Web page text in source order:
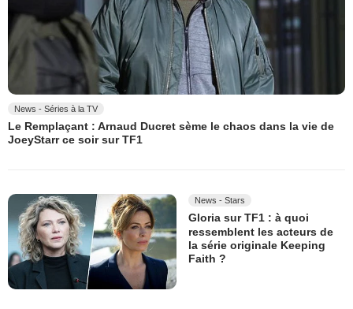
News - Séries à la TV
Le Remplaçant : Arnaud Ducret sème le chaos dans la vie de
JoeyStarr ce soir sur TF1
News - Stars
Gloria sur TF1 : à quoi
ressemblent les acteurs de
la série originale Keeping
Faith ?